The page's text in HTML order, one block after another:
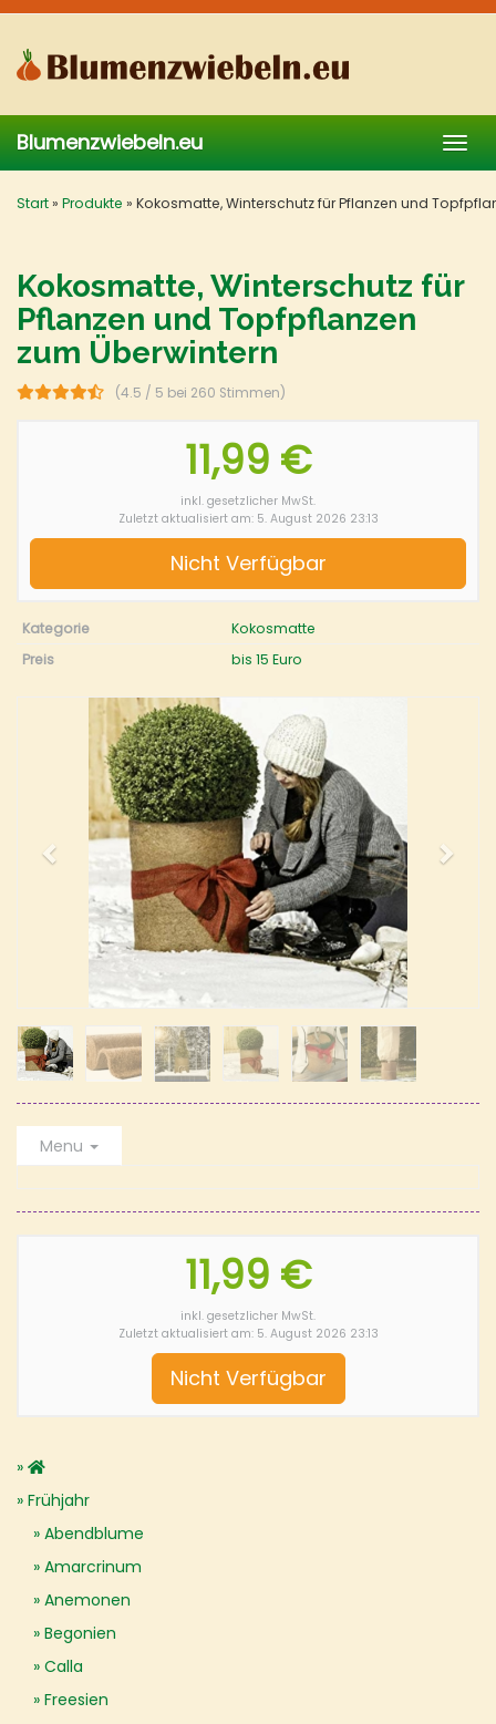
Skip
main
content
Blumenzwiebeln.eu
Start» Produkte » Kokosmatte, Winterschutz für Pflanzen und
Kokosmatte, Winterschutz für
Pflanzen und Topfpflanzen
zum Überwintern
(4.5 / 5 bei 260 Stimmen)
11,99 €
inkl. gesetzlicher MwSt.
Zuletzt aktualisiert am: 5. August 2026 23:13
Nicht Verfügbar
Kategorie
Kokosmatte
Preis
bis 15 Euro
Menu
11,99 €
inkl. gesetzlicher MwSt.
Zuletzt aktualisiert am: 5. August 2026 23:13
Nicht Verfügbar
Frühjahr
Abendblume
Amarcrinum
Anemonen
Begonien
Calla
Freesien